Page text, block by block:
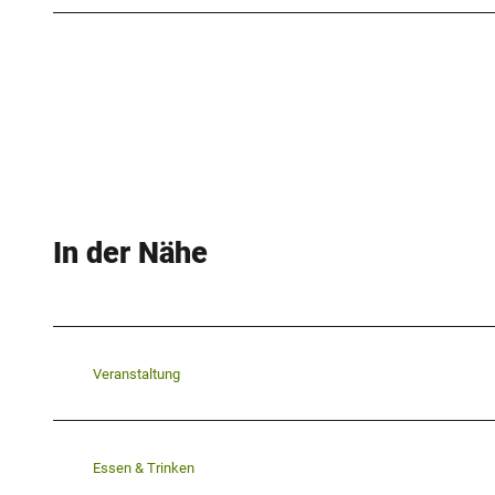
In der Nähe
Veranstaltung
Essen & Trinken